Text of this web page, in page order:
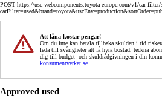
POST https://usc-webcomponents.toyota-europe.com/v1/car-filter/
Att låna kostar pengar!
Om du inte kan betala tillbaka skulden i tid
leda till svårigheter att få hyra bostad, teckna
dig till budget- och skuldrådgivningen i din
konsumentverket.se
Approved used